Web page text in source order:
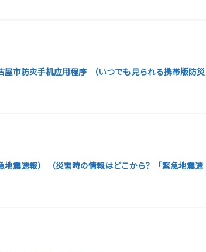
市防灾手机应用程序 （いつでも見られる携帯版防災
震速報） （災害時の情報はどこから？「緊急地震速